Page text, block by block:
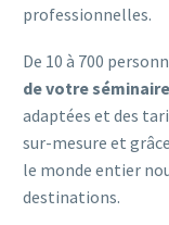
professionnelles.
De 10 à 700
de votre
adaptées et des
sur-mesure et
le monde entier
destinations.